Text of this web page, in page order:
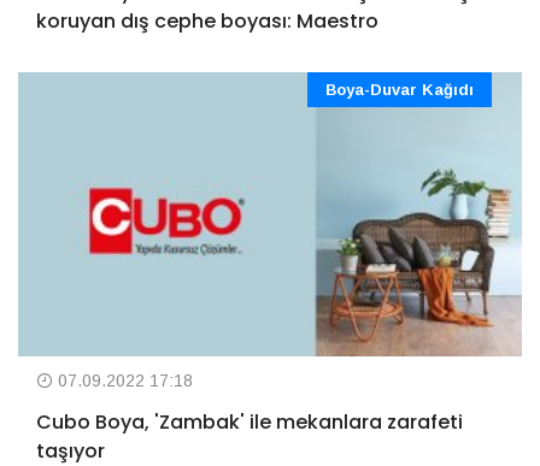
koruyan dış cephe boyası: Maestro
Boya-Duvar Kağıdı
07.09.2022 17:18
Cubo Boya, 'Zambak' ile mekanlara zarafeti
taşıyor